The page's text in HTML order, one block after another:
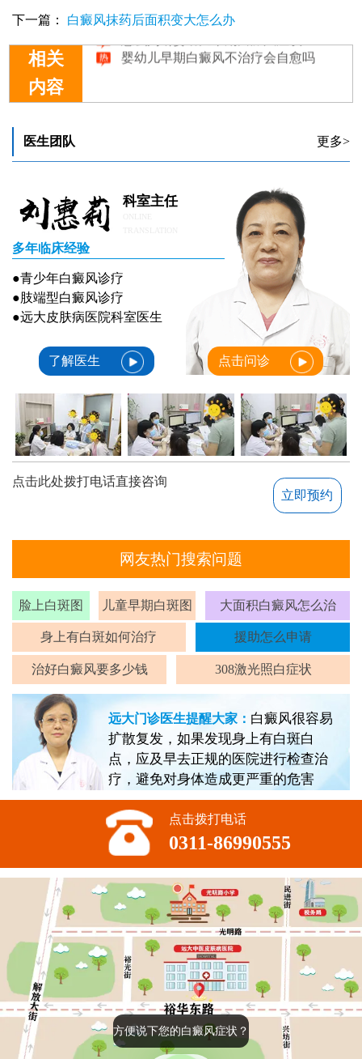
下一篇： 白癜风抹药后面积变大怎么办
相关
内容
怎么判断婴幼儿早期白癜风症状
婴幼儿早期白癜风不治疗会自愈吗
医生团队 更多>
科室主任
多年临床经验
●青少年白癜风诊疗
●肢端型白癜风诊疗
●远大皮肤病医院科室医生
了解医生 点击问诊
点击此处拨打电话直接咨询
立即预约
网友热门搜索问题
脸上白斑图 儿童早期白斑图 大面积白癜风怎么治
身上有白斑如何治疗 援助怎么申请
治好白癜风要多少钱 308激光照白症状
远大门诊医生提醒大家： 白癜风很容易
扩散复发，如果发现身上有白斑白
点，应及早去正规的医院进行检查治
疗，避免对身体造成更严重的危害
点击拨打电话
0311-86990555
方便说下您的白癜风症状？